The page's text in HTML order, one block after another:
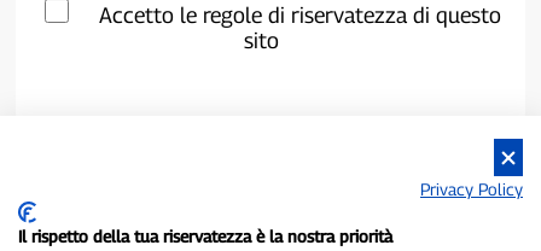
Accetto le regole di riservatezza di questo
sito
Privacy Policy
Il rispetto della tua riservatezza è la nostra priorità